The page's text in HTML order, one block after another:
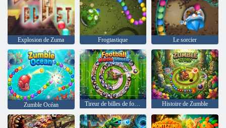
Explosion de Zuma Frogtastique Le sorcier
Zumble Océan Tireur de billes de football Histoire de Zumble